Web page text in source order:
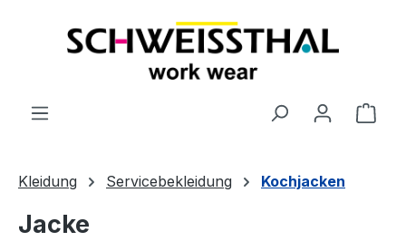
Kleidung Servicebekleidung Kochjacken
Jacke